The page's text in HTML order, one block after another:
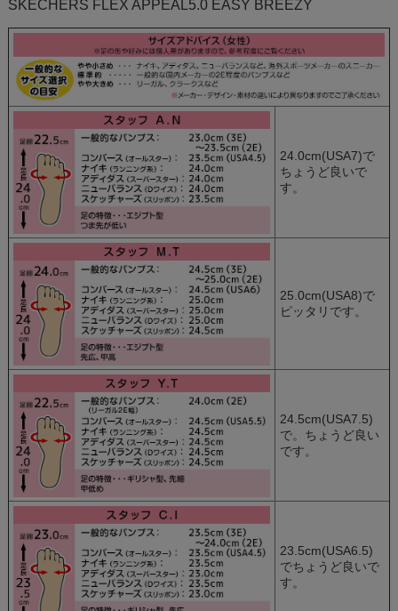
SKECHERS FLEX APPEAL5.0 EASY BREEZY
24.0cm(USA7)で
ちょうど良いで
す。
25.0cm(USA8)で
ピッタリです。
24.5cm(USA7.5)
で。ちょうど良い
です。
23.5cm(USA6.5)
でちょうど良いで
す。